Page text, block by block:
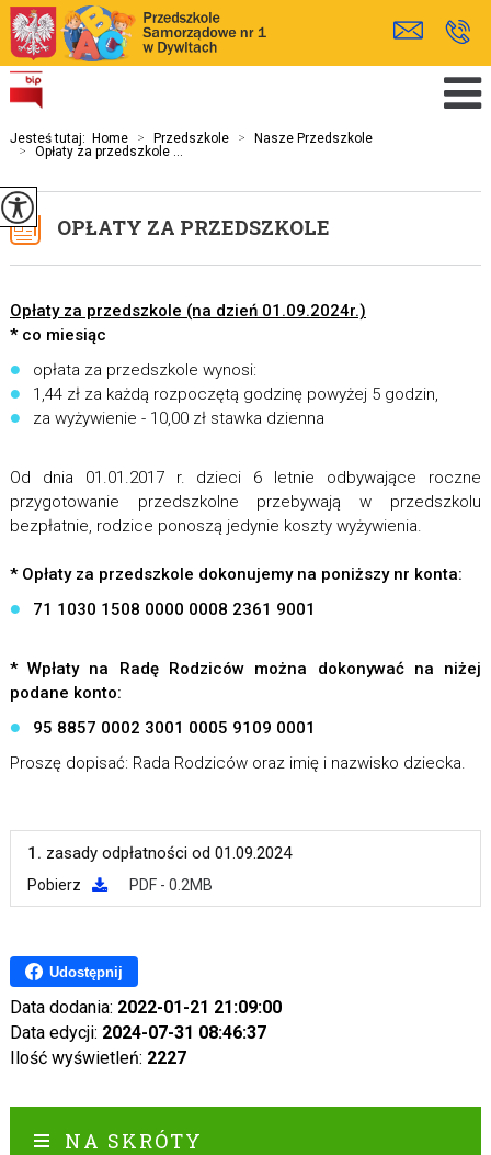
Jesteś tutaj: Home > Przedszkole >
Nasze Przedszkole
>
Opłaty za przedszkole ...
OPŁATY ZA PRZEDSZKOLE
Opłaty za przedszkole (na dzień 01.09.2024r.)
* co miesiąc
opłata za przedszkole wynosi:
1,44 zł za każdą rozpoczętą godzinę powyżej 5 godzin,
za wyżywienie - 10,00 zł stawka dzienna
Od dnia 01.01.2017 r. dzieci 6 letnie odbywające roczne
przygotowanie przedszkolne przebywają w przedszkolu
bezpłatnie, rodzice ponoszą jedynie koszty wyżywienia.
* Opłaty za przedszkole dokonujemy na poniższy nr konta:
71 1030 1508 0000 0008 2361 9001
* Wpłaty na Radę Rodziców można dokonywać na niżej
podane konto:
95 8857 0002 3001 0005 9109 0001
Proszę dopisać: Rada Rodziców oraz imię i nazwisko dziecka.
1. zasady odpłatności od 01.09.2024
Pobierz PDF - 0.2MB
Udostępnij
Data dodania: 2022-01-21 21:09:00
Data edycji: 2024-07-31 08:46:37
Ilość wyświetleń: 2227
NA SKRÓTY